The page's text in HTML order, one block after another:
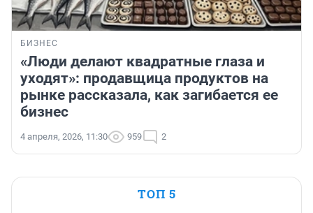
БИЗНЕС
«Люди делают квадратные глаза и
уходят»: продавщица продуктов на
рынке рассказала, как загибается ее
бизнес
4 апреля, 2026, 11:30 959 2
ТОП 5